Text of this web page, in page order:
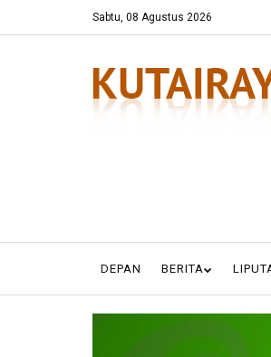
Sabtu, 08 Agustus 2026
DEPAN BERITA